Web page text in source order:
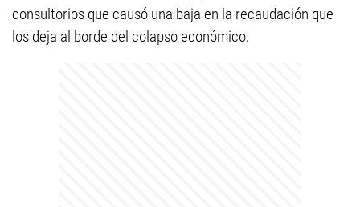
consultorios que causó una baja en la recaudación que
los deja al borde del colapso económico.